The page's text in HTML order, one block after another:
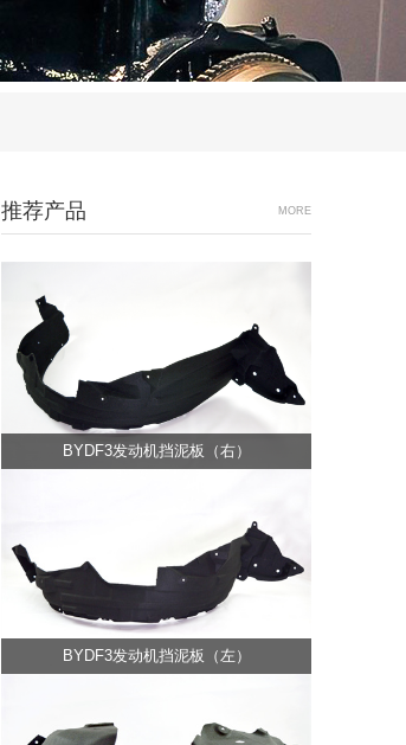
推荐产品 MORE
BYDF3发动机挡泥板（右）
BYDF3发动机挡泥板（左）